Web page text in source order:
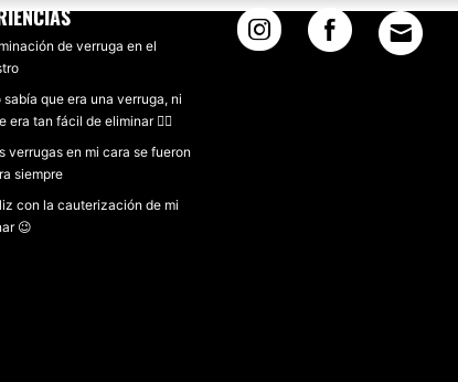
de verruga en el
sabía que era una verruga, ni
era tan fácil de eliminar 💁‍♂️
verrugas en mi cara se fueron
siempre
con la cauterización de mi
😉